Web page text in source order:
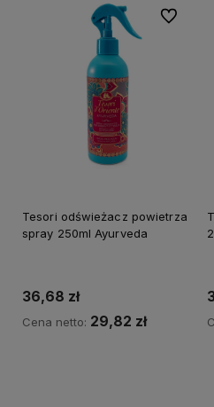
Tesori odświeżacz powietrza
spray 250ml Ayurveda
36,68 zł
Cena netto: 29,82 zł
Do